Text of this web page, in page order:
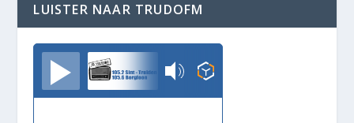
LUISTER NAAR TRUDOFM
TrudoFM